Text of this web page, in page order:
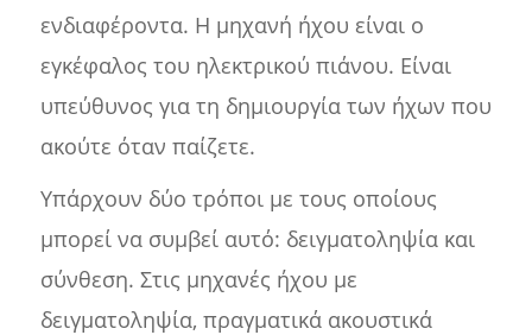
ενδιαφέροντα. Η μηχανή ήχου είναι ο
εγκέφαλος του ηλεκτρικού πιάνου. Είναι
υπεύθυνος για τη δημιουργία των ήχων που
ακούτε όταν παίζετε.
Υπάρχουν δύο τρόποι με τους οποίους
μπορεί να συμβεί αυτό: δειγματοληψία και
σύνθεση. Στις μηχανές ήχου με
δειγματοληψία, πραγματικά ακουστικά